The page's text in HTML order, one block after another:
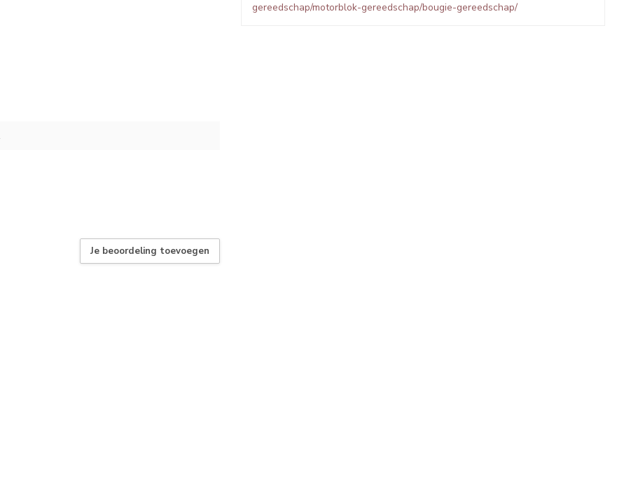
Je beoordeling toevoegen
gereedschap/motorblok-gereedschap/bougie-gereedschap/